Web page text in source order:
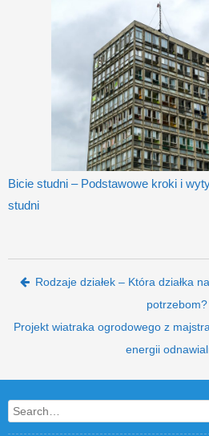
Bicie studni – Podstawowe kroki i
studni
Post navigation
Rodzaje działek – Która działka
potrzebom?
Projekt wiatraka ogrodowego z
energii
Search